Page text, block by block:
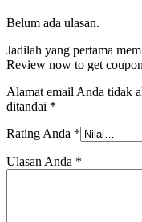
Belum ada ulasan.
Jadilah yang pertama
Review now to get
Alamat email Anda tidak
ditandai *
Rating Anda *
Ulasan Anda *